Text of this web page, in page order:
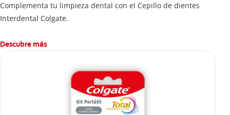
Complementa tu limpieza dental con el Cepillo de dientes
Interdental Colgate.
Descubre más